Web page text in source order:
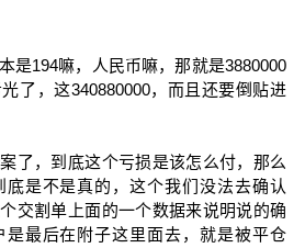
是194嘛，人民币嘛，那就是3880000
了，这340880000，而且还要倒贴进
了，到底这个亏损是该怎么付，那么
底是不是真的，这个我们没法去确认
交割单上面的一个数据来说明说的确
最后在附子这里面去，就是被平仓